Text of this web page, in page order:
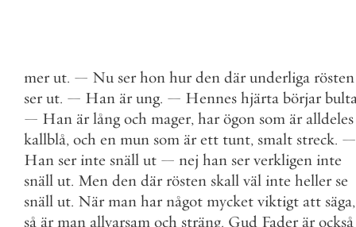
mer ut. — Nu ser hon hur den där underliga rösten
ser ut. — Han är ung. — Hennes hjärta börjar
— Han är lång och mager, har ögon som är alldeles
kallblå, och en mun som är ett tunt, smalt streck. —
Han ser inte snäll ut — nej han ser verkligen inte
snäll ut. Men den där rösten skall väl inte heller se
snäll ut. När man har något mycket viktigt att säga,
så är man allvarsam och sträng. Gud Fader är också